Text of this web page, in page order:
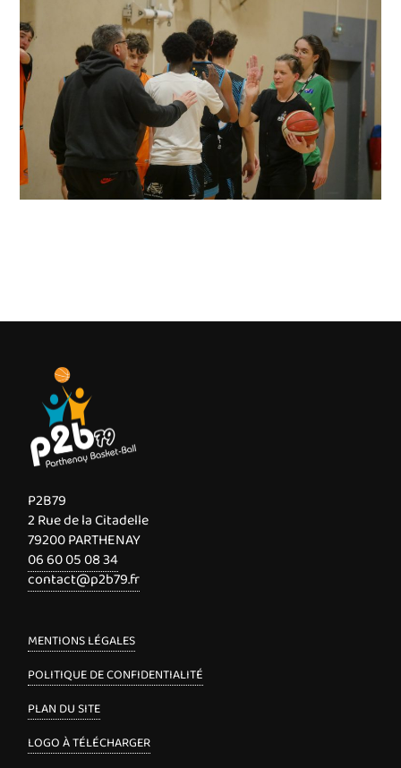
P2B79
2 Rue de la Citadelle
79200 PARTHENAY
06 60 05 08 34
contact@p2b79.fr
MENTIONS LÉGALES
POLITIQUE DE CONFIDENTIALITÉ
PLAN DU SITE
LOGO À TÉLÉCHARGER